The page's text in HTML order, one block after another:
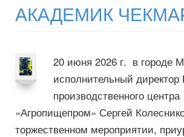
АКАДЕМИК
20 июня 2026 г. в городе
исполнительный директор
производственного центра
«Агропищепром» Сергей
торжественном мероприятии,